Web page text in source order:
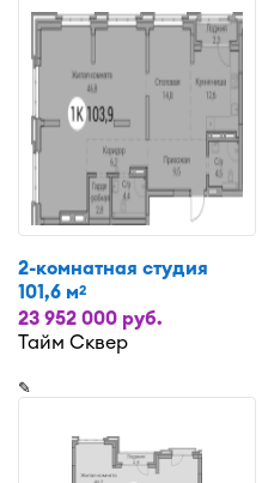
2-комнатная студия
101,6 м2
23 952 000 руб.
Тайм Сквер
✎